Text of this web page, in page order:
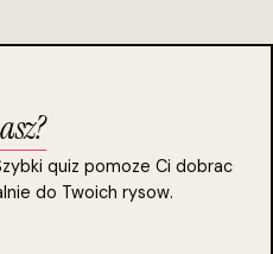
quiz pomoze Ci dobrac
do Twoich rysow.